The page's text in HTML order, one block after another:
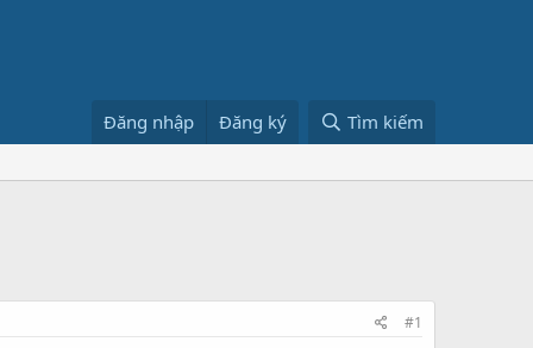
Đăng nhập Đăng ký Tìm kiếm
#1